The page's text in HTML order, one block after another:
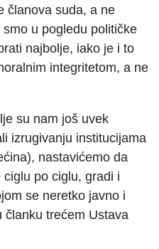
članova suda, a ne
u pogledu političke
najbolje, iako je i to
integritetom, a ne
su nam još uvek
izrugivanju institucijama
nastavićemo da
po ciglu, gradi i
se neretko javno i
trećem Ustava